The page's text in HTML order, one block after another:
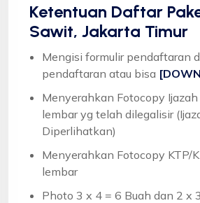
Ketentuan Daftar
Sawit, Jakarta Timur
Mengisi formulir pendaftaran
pendaftaran atau bisa
Menyerahkan Fotocopy
lembar yg telah dilegalisir
Diperlihatkan)
Menyerahkan Fotocopy KTP/
lembar
Photo 3 x 4 = 6 Buah dan 2 x